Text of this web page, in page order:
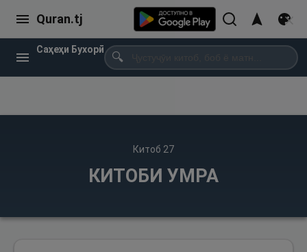
Quran.tj
Саҳеҳи Бухорӣ
🔍
Китоб 27
КИТОБИ УМРА